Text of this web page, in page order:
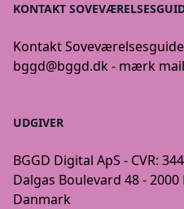
KONTAKT
Kontakt
bggd@bggd.dk- mærk
UDGIVER
BGGD Digital ApS - CVR:
Dalgas Boulevard 48 -
Danmark